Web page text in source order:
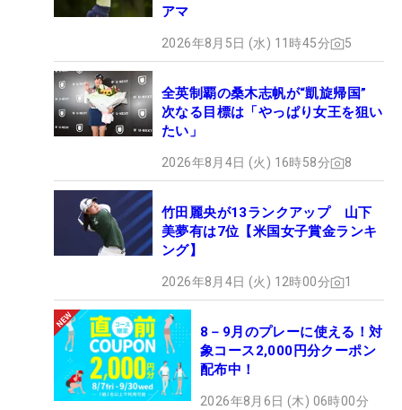
アマ
2026年8月5日 (水) 11時45分 5
全英制覇の桑木志帆が“凱旋帰国”
次なる目標は「やっぱり女王を狙い
たい」
2026年8月4日 (火) 16時58分 8
竹田麗央が13ランクアップ 山下
美夢有は7位【米国女子賞金ランキ
ング】
2026年8月4日 (火) 12時00分 1
8－9月のプレーに使える！対
象コース2,000円分クーポン
配布中！
2026年8月6日 (木) 06時00分